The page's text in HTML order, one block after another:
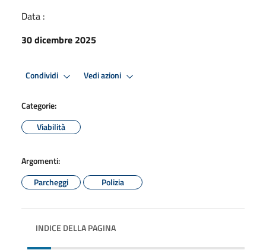
Data :
30 dicembre 2025
Condividi Vedi azioni
Categorie:
Viabilità
Argomenti:
Parcheggi
Polizia
INDICE DELLA PAGINA